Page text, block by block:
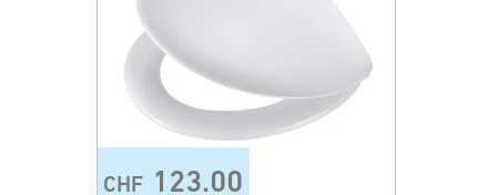
CHF 123.00